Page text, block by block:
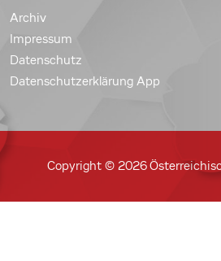
Archiv
Impressum
Datenschutz
Datenschutzerklärung App
Copyright © 2026